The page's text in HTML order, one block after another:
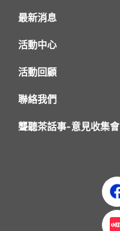
最新消息
活動中心
活動回顧
聯絡我們
聾聽茶話事-意見收集會